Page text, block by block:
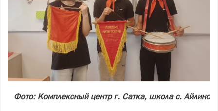
Фото: Комплексный центр г. Сатка, школа с. Айлино